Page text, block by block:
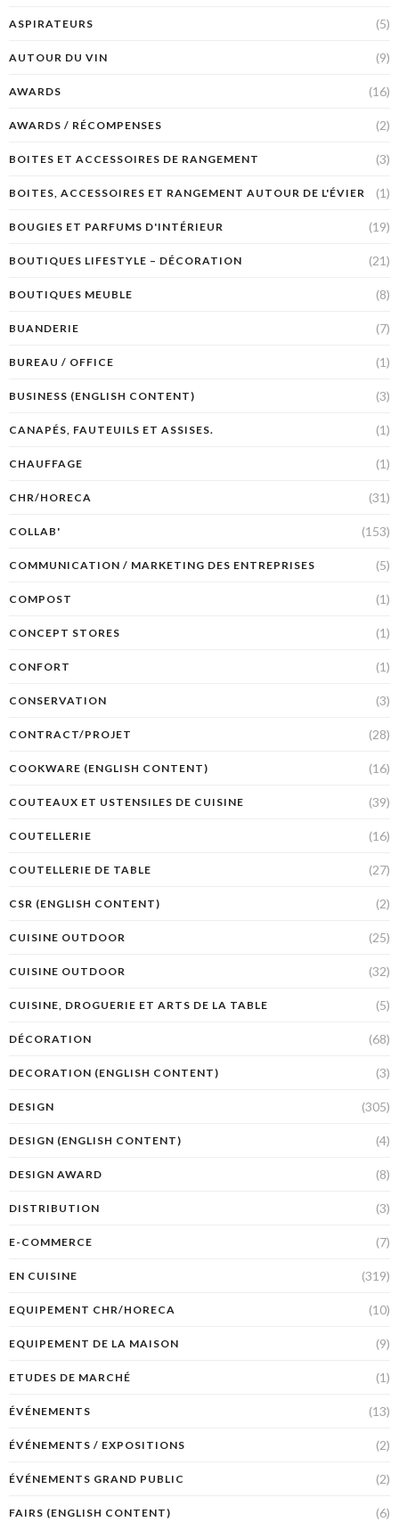
ASPIRATEURS (5)
AUTOUR DU VIN (9)
AWARDS (16)
AWARDS / RÉCOMPENSES (2)
BOITES ET ACCESSOIRES DE RANGEMENT (3)
BOITES, ACCESSOIRES ET RANGEMENT AUTOUR DE L'ÉVIER (1)
BOUGIES ET PARFUMS D'INTÉRIEUR (19)
BOUTIQUES LIFESTYLE – DÉCORATION (21)
BOUTIQUES MEUBLE (8)
BUANDERIE (7)
BUREAU / OFFICE (1)
BUSINESS (ENGLISH CONTENT) (3)
CANAPÉS, FAUTEUILS ET ASSISES. (1)
CHAUFFAGE (1)
CHR/HORECA (31)
COLLAB' (153)
COMMUNICATION / MARKETING DES ENTREPRISES (5)
COMPOST (1)
CONCEPT STORES (1)
CONFORT (1)
CONSERVATION (3)
CONTRACT/PROJET (28)
COOKWARE (ENGLISH CONTENT) (16)
COUTEAUX ET USTENSILES DE CUISINE (39)
COUTELLERIE (16)
COUTELLERIE DE TABLE (27)
CSR (ENGLISH CONTENT) (2)
CUISINE OUTDOOR (25)
CUISINE OUTDOOR (32)
CUISINE, DROGUERIE ET ARTS DE LA TABLE (5)
DÉCORATION (68)
DECORATION (ENGLISH CONTENT) (3)
DESIGN (305)
DESIGN (ENGLISH CONTENT) (4)
DESIGN AWARD (8)
DISTRIBUTION (3)
E-COMMERCE (7)
EN CUISINE (319)
EQUIPEMENT CHR/HORECA (10)
EQUIPEMENT DE LA MAISON (9)
ETUDES DE MARCHÉ (1)
ÉVÉNEMENTS (13)
ÉVÉNEMENTS / EXPOSITIONS (2)
ÉVÉNEMENTS GRAND PUBLIC (2)
FAIRS (ENGLISH CONTENT) (6)